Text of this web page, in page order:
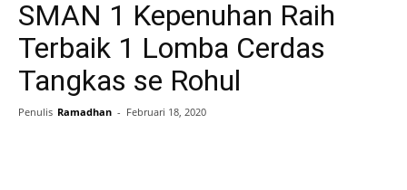
SMAN 1 Kepenuhan Raih
Terbaik 1 Lomba Cerdas
Tangkas se Rohul
Penulis Ramadhan - Februari 18, 2020